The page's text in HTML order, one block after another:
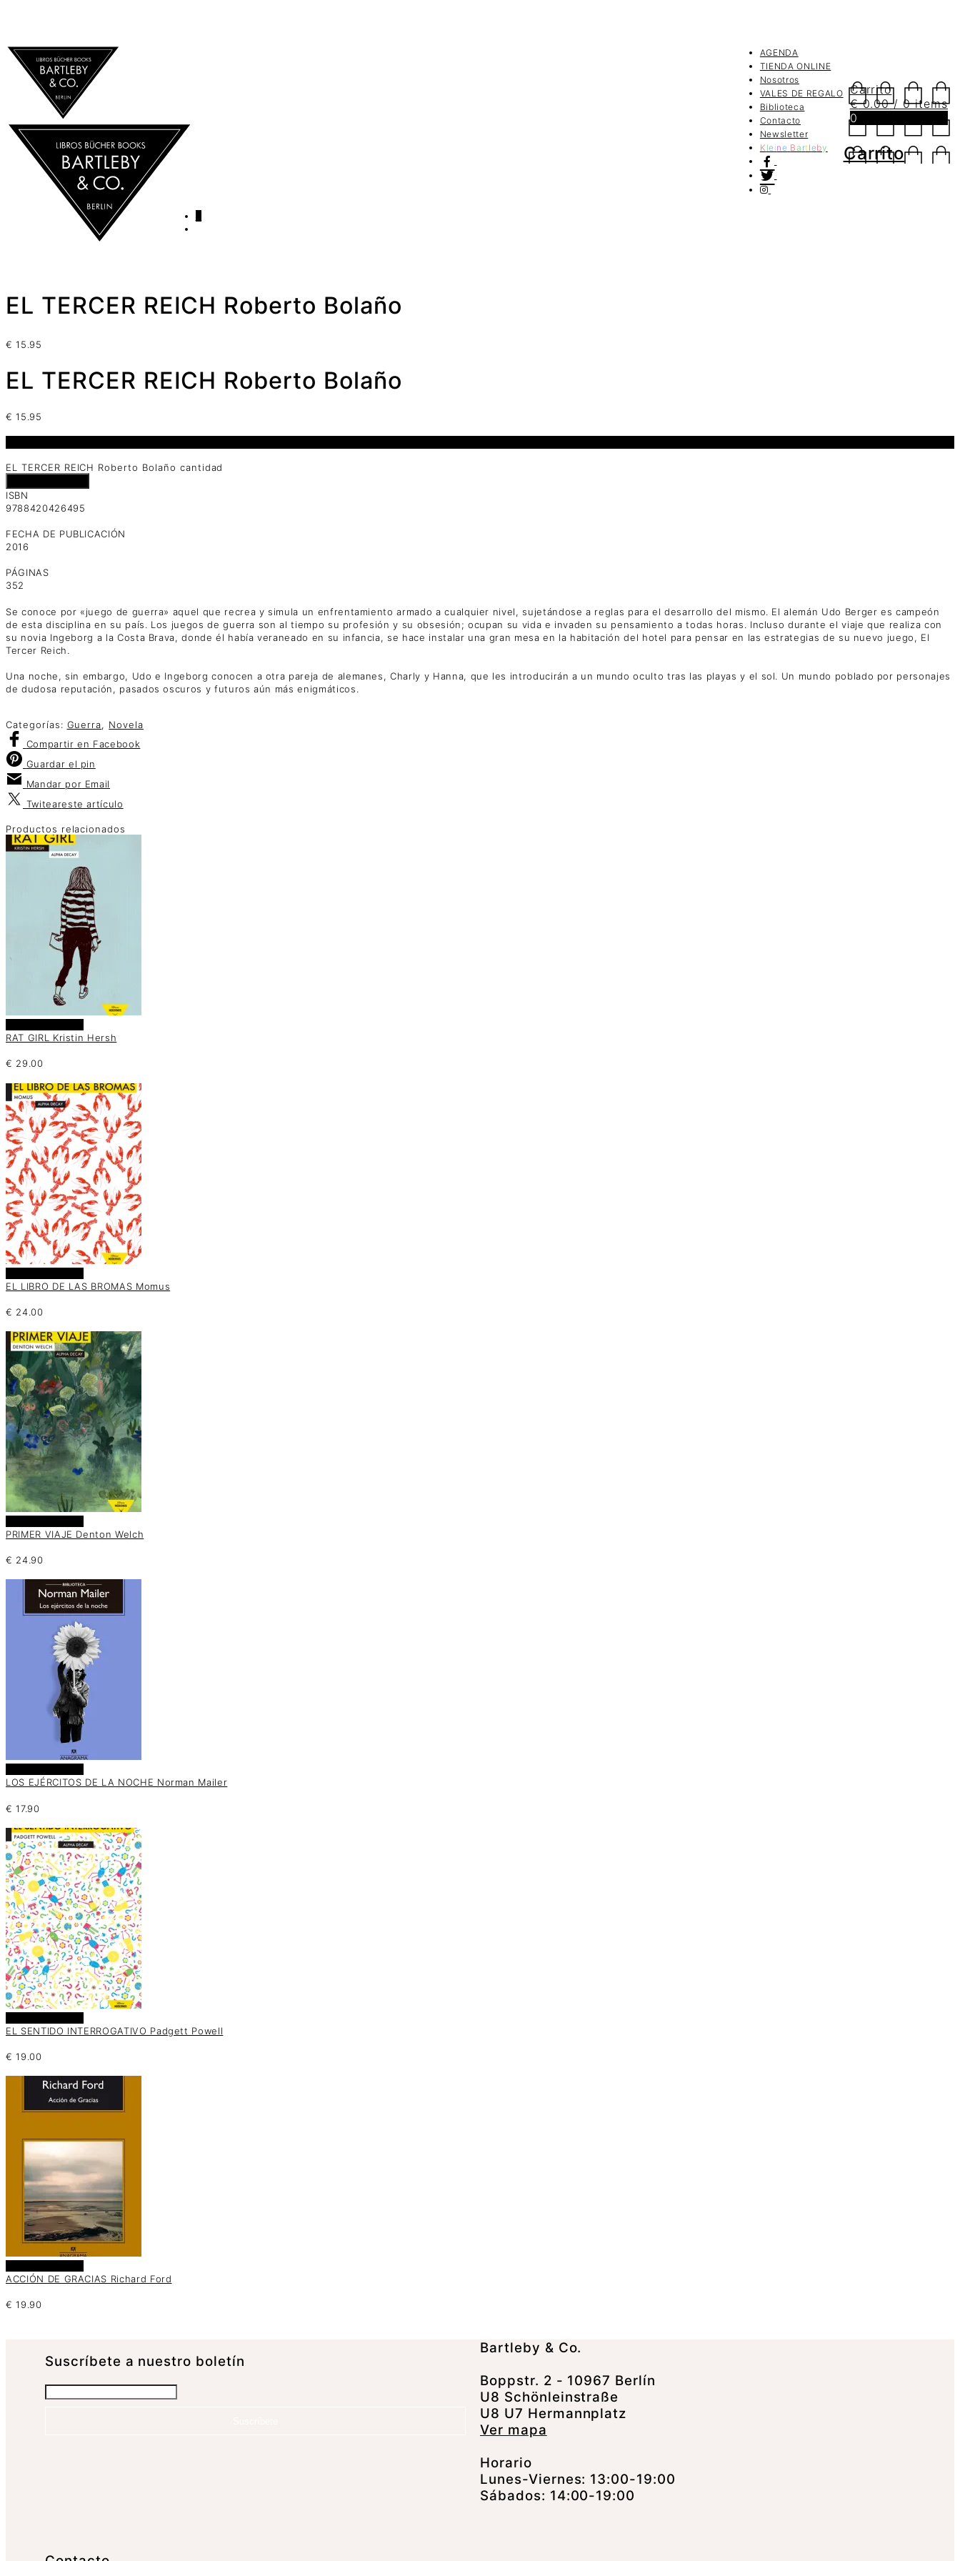
AGENDA
TIENDA ONLINE
Nosotros
VALES DE REGALO
Biblioteca
Contacto
Newsletter
K leine Ba rtleby
Carrito
€0.00 / 0 items
0
Carrito
EL TERCER REICH Roberto Bolaño
€ 15.95
EL TERCER REICH Roberto Bolaño
€ 15.95
EL TERCER REICH Roberto Bolaño cantidad
ISBN
9788420426495
FECHA DE PUBLICACIÓN
2016
PÁGINAS
352
Se conoce por «juego de guerra» aquel que recrea y simula un enfrentamiento armado a cualquier nivel, sujetándose a reglas para el desarrollo del mismo. El alemán Udo Berger es campeón
de esta disciplina en su país. Los juegos de guerra son al tiempo su profesión y su obsesión; ocupan su vida e invaden su pensamiento a todas horas. Incluso durante el viaje que realiza con
su novia Ingeborg a la Costa Brava, donde él había veraneado en su infancia, se hace instalar una gran mesa en la habitación del hotel para pensar en las estrategias de su nuevo juego, El
Tercer Reich.
Una noche, sin embargo, Udo e Ingeborg conocen a otra pareja de alemanes, Charly y Hanna, que les introducirán a un mundo oculto tras las playas y el sol. Un mundo poblado por personajes
de dudosa reputación, pasados oscuros y futuros aún más enigmáticos.
Categorías: Guerra, Novela
Compartir en Facebook
Guardar el pin
Mandar por Email
Twiteareste artículo
Productos relacionados
RAT GIRL Kristin Hersh
€ 29.00
EL LIBRO DE LAS BROMAS Momus
€ 24.00
PRIMER VIAJE Denton Welch
€ 24.90
LOS EJÉRCITOS DE LA NOCHE Norman Mailer
€ 17.90
EL SENTIDO INTERROGATIVO Padgett Powell
€ 19.00
ACCIÓN DE GRACIAS Richard Ford
€ 19.90
Suscrí­bete a nuestro boletín
Bartleby & Co.
Boppstr. 2 - 10967 Berlín
U8 Schönleinstraße
U8 U7 Hermannplatz
Ver mapa
Horario
Lunes-Viernes: 13:00-19:00
Sábados: 14:00-19:00